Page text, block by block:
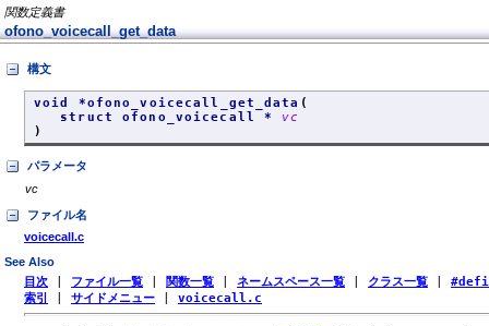
関数定義書
ofono_voicecall_get_data
構文
void *ofono_voicecall_get_data (
struct ofono_voicecall * vc
)
パラメータ
vc
ファイル名
voicecall.c
See Also
目次 ファイル一覧 関数一覧 ネームスペース一覧 クラス一覧
索引
サイドメニュー voicecall.c